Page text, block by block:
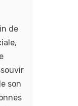
de
son